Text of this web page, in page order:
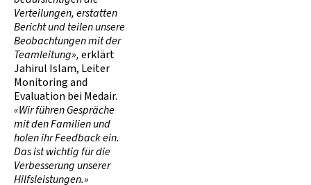
Verteilungen, erstatten
Bericht und teilen unsere
Beobachtungen mit der
Teamleitung»,erklärt
Jahirul Islam, Leiter
Monitoring and
Evaluation bei Medair.
«Wir führen Gespräche
mit den Familien und
holen ihr Feedback ein.
Das ist wichtig für die
Verbesserung unserer
Hilfsleistungen.»